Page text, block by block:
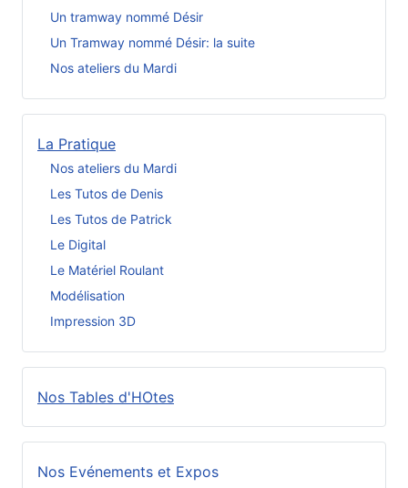
Un tramway nommé Désir
Un Tramway nommé Désir: la suite
Nos ateliers du Mardi
La Pratique
Nos ateliers du Mardi
Les Tutos de Denis
Les Tutos de Patrick
Le Digital
Le Matériel Roulant
Modélisation
Impression 3D
Nos Tables d'HOtes
Nos Evénements et Expos